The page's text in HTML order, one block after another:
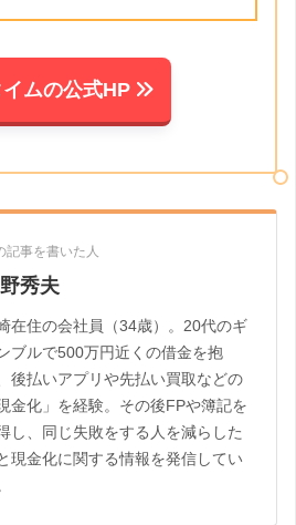
ムの公式HP
記事を書いた人
秀夫
在住の会社員（34歳）。20代のギ
ブルで500万円近くの借金を抱
後払いアプリや先払い買取などの
現金化」を経験。その後FPや簿記を
し、同じ失敗をする人を減らした
現金化に関する情報を発信してい